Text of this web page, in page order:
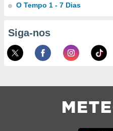
O Tempo 1 - 7 Dias
Siga-nos